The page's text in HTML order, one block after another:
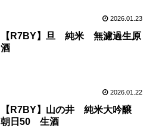
2026.01.23
【R7BY】旦 純米 無濾過生原
酒
2026.01.22
【R7BY】山の井 純米大吟醸
朝日50 生酒